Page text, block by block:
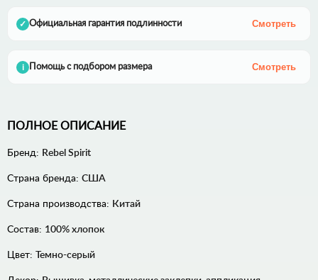
✓ Официальная гарантия подлинности Смотреть
i Помощь с подбором размера Смотреть
ПОЛНОЕ ОПИСАНИЕ
Бренд: Rebel Spirit
Страна бренда: США
Страна производства: Китай
Состав: 100% хлопок
Цвет: Темно-серый